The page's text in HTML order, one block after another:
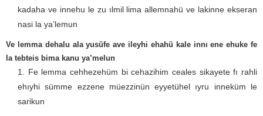
kadaha ve innehu le zu ılmil lima allemnahü ve lakinne ekseran
nasi la ya’lemun
Ve lemma dehalu ala yusüfe ave ileyhi ehahü kale innı ene ehuke fe
la tebteis bima kanu ya’melun
Fe lemma cehhezehüm bi cehazihim ceales sikayete fı rahli
ehıyhi sümme ezzene müezzinün eyyetühel ıyru inneküm le
sarikun